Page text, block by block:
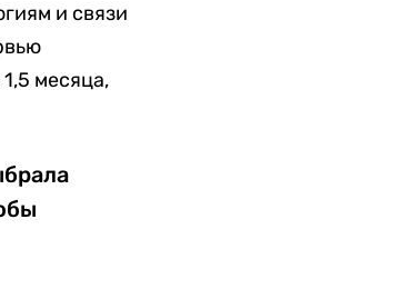
и связи
месяца,